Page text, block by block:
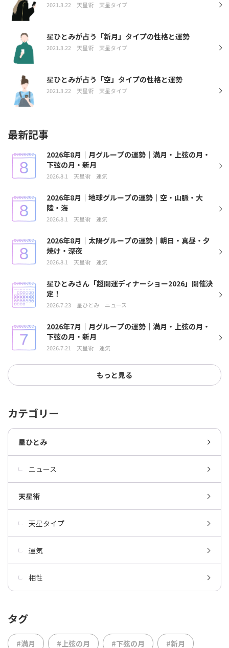
2021.3.22 天星術 天星タイプ
星ひとみが占う「新月」タイプの性格と運勢
2021.3.22 天星術 天星タイプ
星ひとみが占う「空」タイプの性格と運勢
2021.3.22 天星術 天星タイプ
最新記事
2026年8月｜月グループの運勢｜満月・上弦の月・
下弦の月・新月
2026.8.1 天星術 運気
2026年8月｜地球グループの運勢｜空・山脈・大
陸・海
2026.8.1 天星術 運気
2026年8月｜太陽グループの運勢｜朝日・真昼・夕
焼け・深夜
2026.8.1 天星術 運気
星ひとみさん「超開運ディナーショー2026」開催決
定！
2026.7.23 星ひとみ ニュース
2026年7月｜月グループの運勢｜満月・上弦の月・
下弦の月・新月
2026.7.21 天星術 運気
もっと見る
カテゴリー
星ひとみ
ニュース
天星術
天星タイプ
運気
相性
タグ
#満月 #上弦の月 #下弦の月 #新月